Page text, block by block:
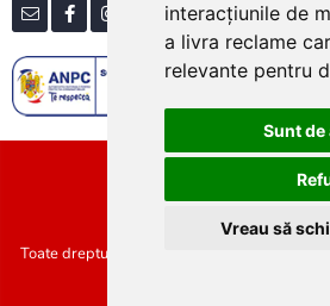
interacțiunile de
a livra reclame
relevante pentru
Sunt de
Vreau să
Toate drepturile rezervate SC Calor SRL ::